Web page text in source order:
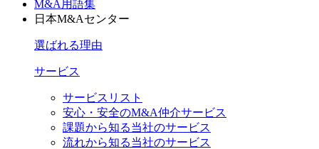
M&A用語集
日本M&Aセンター
選ばれる理由
サービス
サービスリスト
安心・安全のM&A仲介サービス
課題から知る当社のサービス
流れから知る当社のサービス